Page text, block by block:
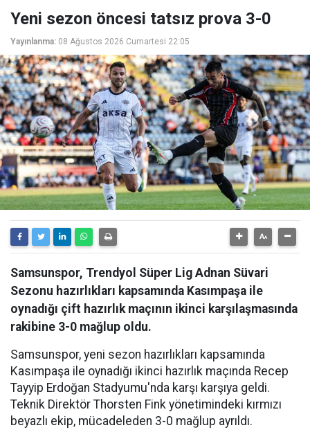
Yeni sezon öncesi tatsız prova 3-0
Yayınlanma: 08 Ağustos 2026 Cumartesi 22:05
Samsunspor, Trendyol Süper Lig Adnan Süvari
Sezonu hazırlıkları kapsamında Kasımpaşa ile
oynadığı çift hazırlık maçının ikinci karşılaşmasında
rakibine 3-0 mağlup oldu.
Samsunspor, yeni sezon hazırlıkları kapsamında
Kasımpaşa ile oynadığı ikinci hazırlık maçında Recep
Tayyip Erdoğan Stadyumu'nda karşı karşıya geldi.
Teknik Direktör Thorsten Fink yönetimindeki kırmızı
beyazlı ekip, mücadeleden 3-0 mağlup ayrıldı.